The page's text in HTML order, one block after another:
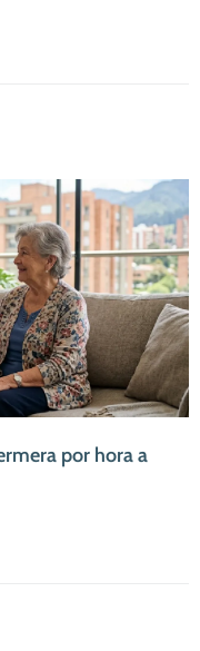
por hora a